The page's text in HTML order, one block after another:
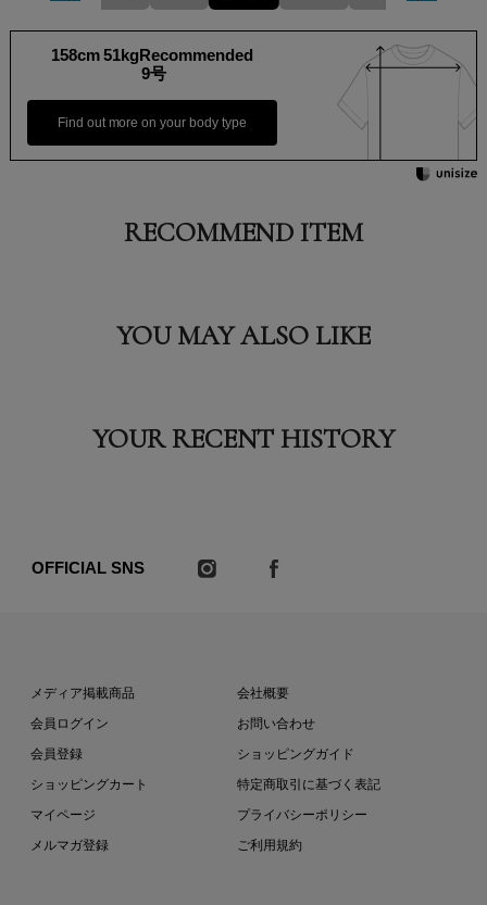
158cm 51kgRecommended
9号
Find out more on your body type
RECOMMEND ITEM
YOU MAY ALSO LIKE
YOUR RECENT HISTORY
OFFICIAL SNS
メディア掲載商品
会員ログイン
会員登録
ショッピングカート
マイページ
メルマガ登録
会社概要
お問い合わせ
ショッピングガイド
特定商取引に基づく表記
プライバシーポリシー
ご利用規約